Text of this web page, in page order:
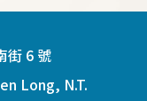
街 6 號
Long, N.T.